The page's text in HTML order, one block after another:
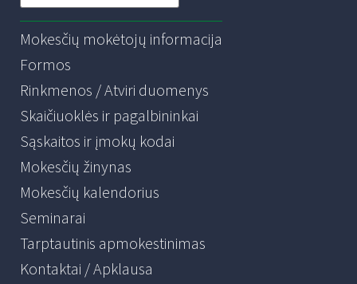
Mokesčių mokėtojų informacija
Formos
Rinkmenos / Atviri duomenys
Skaičiuoklės ir pagalbininkai
Sąskaitos ir įmokų kodai
Mokesčių žinynas
Mokesčių kalendorius
Seminarai
Tarptautinis apmokestinimas
Kontaktai / Apklausa